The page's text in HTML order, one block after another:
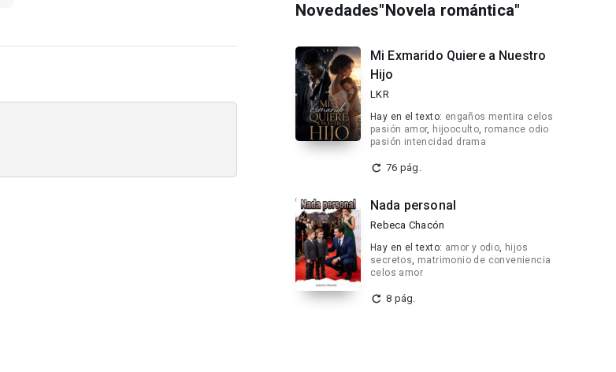
Novedades"Novela romántica"
Mi Exmarido Quiere a Nuestro
Hijo
LKR
Hay en el texto: engaños mentira celos
pasión amor, hijooculto, romance odio
pasión intencidad drama
76 pág.
Nada personal
Rebeca Chacón
Hay en el texto: amor y odio, hijos
secretos, matrimonio de conveniencia
celos amor
8 pág.